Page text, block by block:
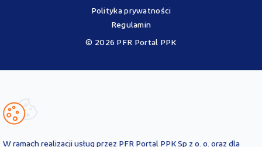
© 2026 PFR Portal PPK
Polityka prywatności
Regulamin
Ustawy o PPK przez operatora - PFR Portal PPK sp. z o.o., spółkę
informacyjny i są aktualne na dzień ich zamieszczenia. Treści te
W ramach realizacji usług przez PFR Portal PPK Sp z o. o. oraz dla